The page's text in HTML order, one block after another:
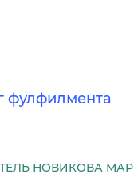
фулфилмента
НОВИКОВА